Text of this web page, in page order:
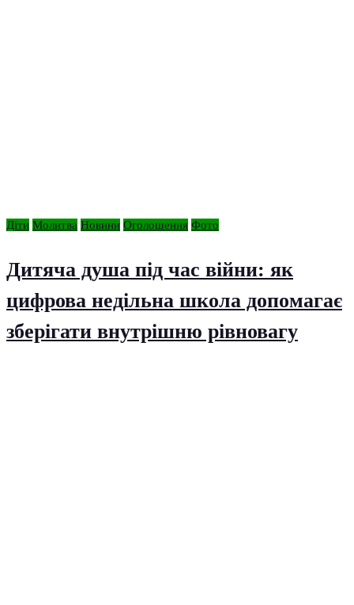
Діти Молитва Новини Оголошення Фото
Дитяча душа під час війни: як
цифрова недільна школа допомагає
зберігати внутрішню рівновагу